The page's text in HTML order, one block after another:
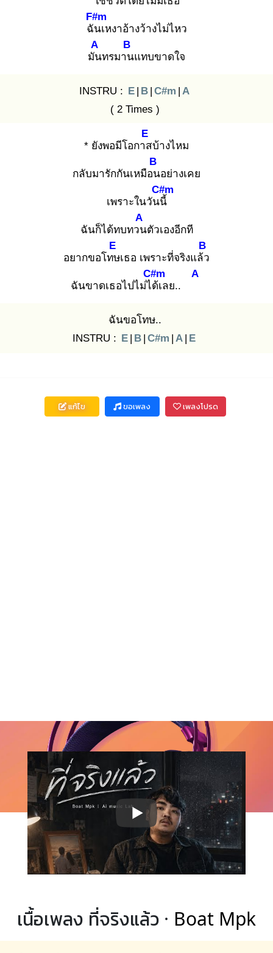
ฉัน
F#m
เหงาอ้างว้างไม่ไหว
มัน
A
ทรมาน
B
แทบขาดใจ
INSTRU : E | B | C#m | A
( 2 Times )
* ​ยังพอมีโอกาส
E
บ้างไหม
กลับมารักกันเหมือน
B
อย่างเคย
เพราะในวันนี้
C#m
ฉันก็ได้ทบทวน
A
ตัวเองอีกที
อยากขอโทษ
E
เธอ เพราะที่จริงแล้ว
B
ฉันขาดเธอไปไม่ได้
C#m
เลย..
A
ฉันขอโทษ..
INSTRU : E | B | C#m | A | E
แก้ไข ขอเพลง เพลงโปรด
เนื้อเพลง ที่จริงแล้ว · Boat Mpk